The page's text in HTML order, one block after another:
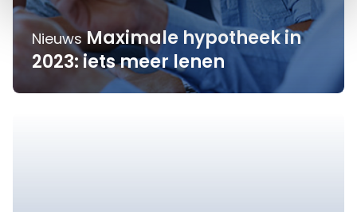
Nieuws Maximale hypotheek in
2023: iets meer lenen